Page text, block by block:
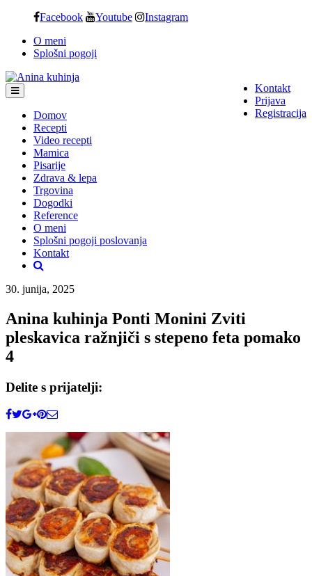
content
Facebook Youtube Instagram
O meni
Splošni pogoji
Kontakt
Prijava
Registracija
Domov
Recepti
Video recepti
Mamica
Pisarije
Zdrava & lepa
Trgovina
Dogodki
Reference
O meni
Splošni pogoji poslovanja
Kontakt
30. junija, 2025
Anina kuhinja Ponti Monini Zviti
pleskavica ražnjiči s stepeno feta pomako
4
Delite s prijatelji: